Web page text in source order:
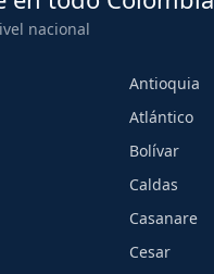
nacional
Antioquia
Atlántico
Bolívar
Caldas
Casanare
Cesar